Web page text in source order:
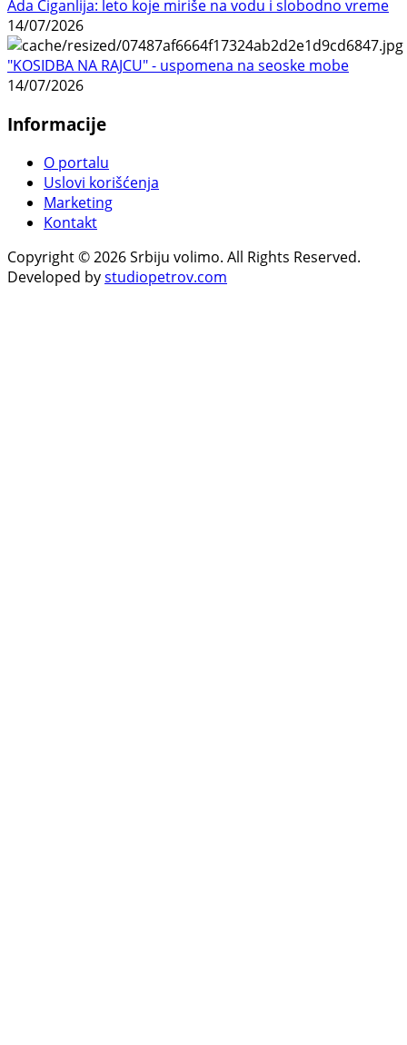
Ada Ciganlija: leto koje miriše na vodu i slobodno vreme
14/07/2026
"KOSIDBA NA RAJCU" - uspomena na seoske mobe
14/07/2026
Informacije
O portalu
Uslovi korišćenja
Marketing
Kontakt
Copyright © 2026 Srbiju volimo. All Rights Reserved.
Developed bystudiopetrov.com